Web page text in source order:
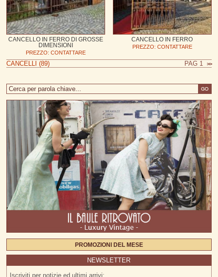
CANCELLO IN FERRO DI GROSSE
DIMENSIONI
PREZZO: CONTATTARE
CANCELLO IN FERRO
PREZZO: CONTATTARE
CANCELLI (89) PAG 1 >>
PROMOZIONI DEL MESE
NEWSLETTER
Iscriviti per notizie ed ultimi arrivi: